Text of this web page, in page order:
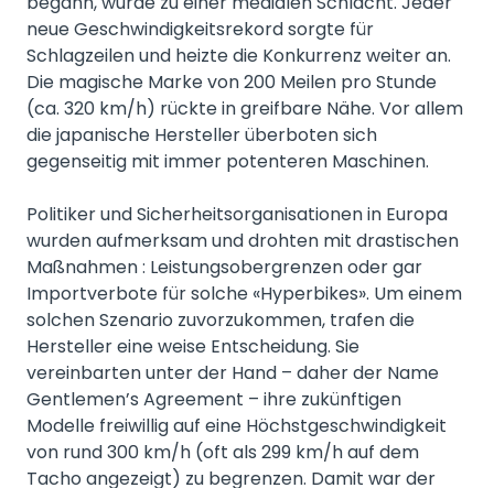
neue Geschwindigkeitsrekord sorgte für
Schlagzeilen und heizte die Konkurrenz weiter an.
Die magische Marke von 200 Meilen pro Stunde
(ca. 320 km/h) rückte in greifbare Nähe. Vor allem
die japanische Hersteller überboten sich
gegenseitig mit immer potenteren Maschinen.
Politiker und Sicherheitsorganisationen in Europa
wurden aufmerksam und drohten mit drastischen
Maßnahmen : Leistungsobergrenzen oder gar
Importverbote für solche «Hyperbikes». Um einem
solchen Szenario zuvorzukommen, trafen die
Hersteller eine weise Entscheidung. Sie
vereinbarten unter der Hand – daher der Name
Gentlemen’s Agreement – ihre zukünftigen
Modelle freiwillig auf eine Höchstgeschwindigkeit
von rund 300 km/h (oft als 299 km/h auf dem
Tacho angezeigt) zu begrenzen. Damit war der